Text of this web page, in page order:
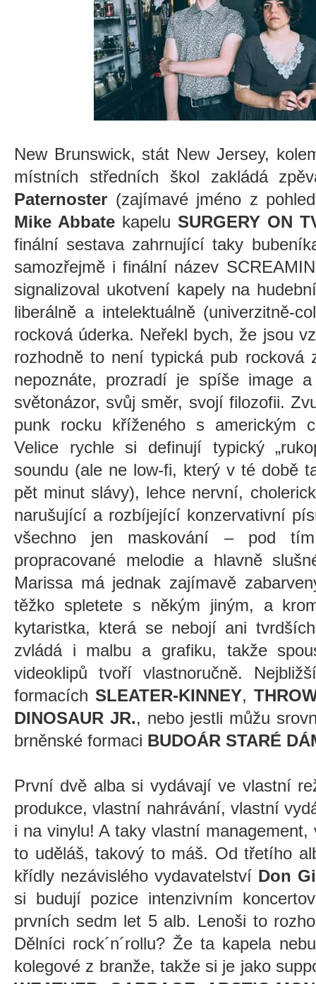
New Brunswick, stát New Jersey,
místních středních škol zakládá
Paternoster (zajímavé jméno z
Mike Abbatekapelu SURGERY ON
finální sestava zahrnující taky
samozřejmě i finální název
signalizoval ukotvení kapely na
liberálně a intelektuálně (univerzitně-
rocková úderka. Neřekl bych, že jsou
rozhodně to není typická pub rocková
nepoznáte, prozradí je spíše image
světonázor, svůj směr, svojí filozofii.
punk rocku kříženého s americkým
Velice rychle si definují typický
soundu (ale ne low-fi, který v té době
pět minut slávy), lehce nervní,
narušující a rozbíjející konzervativní
všechno jen maskování – pod
propracované melodie a hlavně
Marissa má jednak zajímavě
těžko spletete s někým jiným, a
kytaristka, která se nebojí ani
zvládá i malbu a grafiku, takže
videoklipů tvoří vlastnoručně.
formacích SLEATER-KINNEY,
DINOSAUR JR., nebo jestli můžu
brněnské formaci BUDOÁR STARÉ
První dvě alba si vydávají ve vlastní
produkce, vlastní nahrávání, vlastní
i na vinylu! A taky vlastní
to uděláš, takový to máš. Od třetího
křídly nezávislého vydavatelství Don
si budují pozice intenzivním
prvních sedm let 5 alb. Lenoši to
Dělníci rock´n´rollu? Že ta kapela
kolegové z branže, takže si je jako